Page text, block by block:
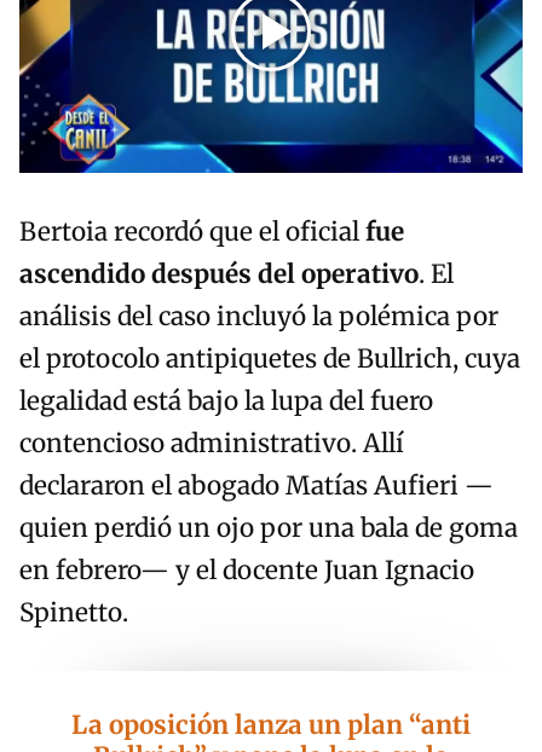
Bertoia recordó que el oficialfue
ascendido después del operativo. El
análisis del caso incluyó la polémica por
el protocolo antipiquetes de Bullrich, cuya
legalidad está bajo la lupa del fuero
contencioso administrativo. Allí
declararon el abogado Matías Aufieri —
quien perdió un ojo por una bala de goma
en febrero— y el docente Juan Ignacio
Spinetto.
La oposición lanza un plan “anti